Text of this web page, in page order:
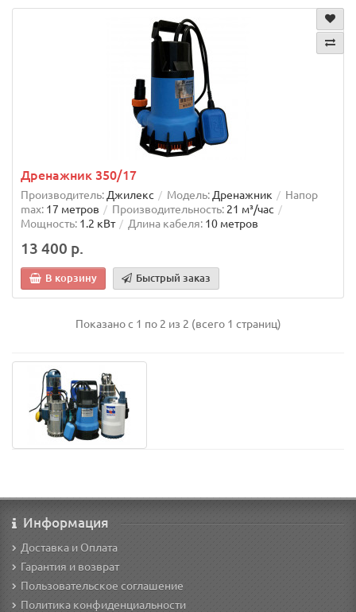
Дренажник 350/17
Производитель: Джилекс Модель: Дренажник
Напор
max: 17 метров Производительность: 21 м³/час
Мощность: 1.2 кВт Длина кабеля: 10 метров
13 400 р.
В корзину Быстрый заказ
Показано с 1 по 2 из 2 (всего 1 страниц)
Информация
Доставка и Оплата
Гарантия и возврат
Пользовательское соглашение
Политика конфиденциальности